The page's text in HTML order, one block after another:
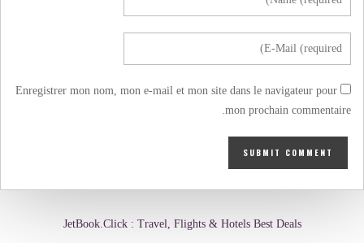
Enregistrer mon nom, mon e-mail et mon site dans le navigateur pour
mon prochain commentaire.
JetBook.Click : Travel, Flights & Hotels Best Deals